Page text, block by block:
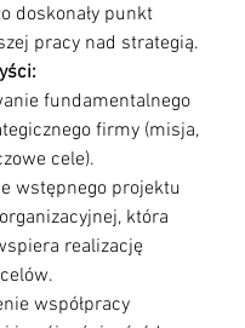
doskonały punkt
pracy nad strategią.
fundamentalnego
firmy (misja,
cele).
wstępnego projektu
która
realizację
współpracy